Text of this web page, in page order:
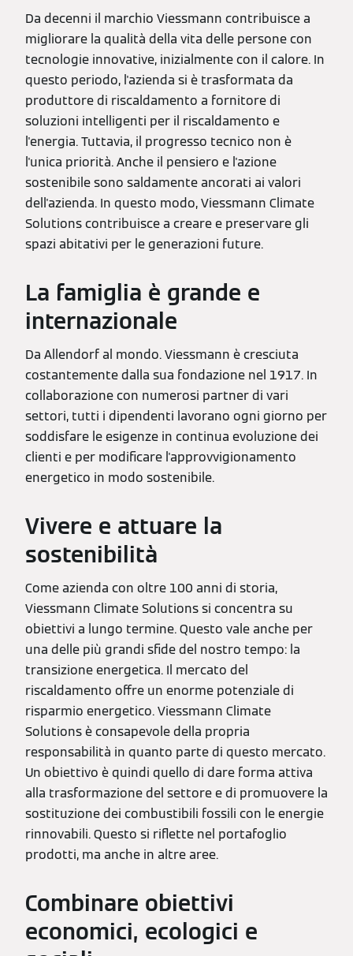
Da decenni il marchio Viessmann contribuisce a
migliorare la qualità della vita delle persone con
tecnologie innovative, inizialmente con il calore. In
questo periodo, l'azienda si è trasformata da
produttore di riscaldamento a fornitore di
soluzioni intelligenti per il riscaldamento e
l'energia. Tuttavia, il progresso tecnico non è
l'unica priorità. Anche il pensiero e l'azione
sostenibile sono saldamente ancorati ai valori
dell'azienda. In questo modo, Viessmann Climate
Solutions contribuisce a creare e preservare gli
spazi abitativi per le generazioni future.
La famiglia è grande e
internazionale
Da Allendorf al mondo. Viessmann è cresciuta
costantemente dalla sua fondazione nel 1917. In
collaborazione con numerosi partner di vari
settori, tutti i dipendenti lavorano ogni giorno per
soddisfare le esigenze in continua evoluzione dei
clienti e per modificare l'approvvigionamento
energetico in modo sostenibile.
Vivere e attuare la
sostenibilità
Come azienda con oltre 100 anni di storia,
Viessmann Climate Solutions si concentra su
obiettivi a lungo termine. Questo vale anche per
una delle più grandi sfide del nostro tempo: la
transizione energetica. Il mercato del
riscaldamento offre un enorme potenziale di
risparmio energetico. Viessmann Climate
Solutions è consapevole della propria
responsabilità in quanto parte di questo mercato.
Un obiettivo è quindi quello di dare forma attiva
alla trasformazione del settore e di promuovere la
sostituzione dei combustibili fossili con le energie
rinnovabili. Questo si riflette nel portafoglio
prodotti, ma anche in altre aree.
Combinare obiettivi
economici, ecologici e